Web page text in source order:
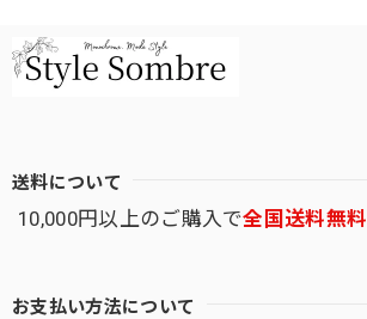
送料について
10,000円以上のご購入で全国送料無料
お支払い方法について